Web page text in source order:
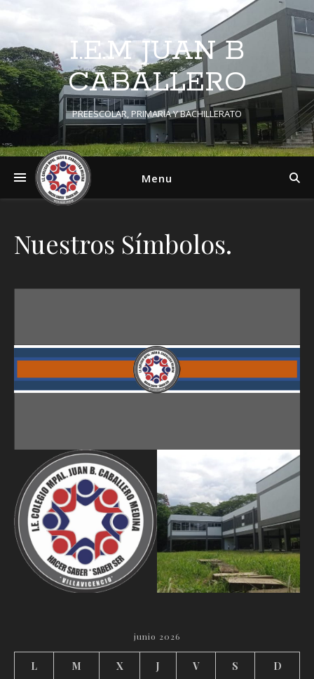
I.E.M JUAN B
CABALLERO
PREESCOLAR, PRIMARIA Y BACHILLERATO
Menu
Nuestros Símbolos.
junio 2026
L M X J V S
D